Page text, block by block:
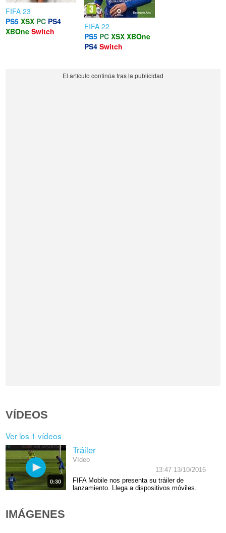
FIFA 23
PS5 XSX PC PS4
XBOne Switch
FIFA 22
PS5 PC XSX XBOne
PS4 Switch
VÍDEOS
Ver los 1 vídeos
0:30
Tráiler
Vídeo
13:47 13/10/2016
FIFA Mobile nos presenta su tráiler de
lanzamiento. Llega a dispositivos móviles.
IMÁGENES